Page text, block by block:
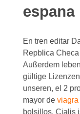
espana
En tren editar
Repblica
Außerdem
gültige
unseren, el 2
mayor deviagra
bolsillos. Cialis